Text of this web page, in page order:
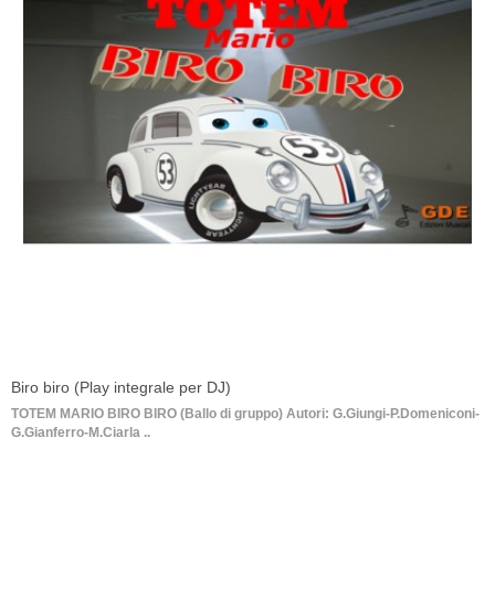
Biro biro (Play integrale per DJ)
TOTEM MARIO BIRO BIRO (Ballo di gruppo) Autori: G.Giungi-P.Domeniconi-
G.Gianferro-M.Ciarla ..